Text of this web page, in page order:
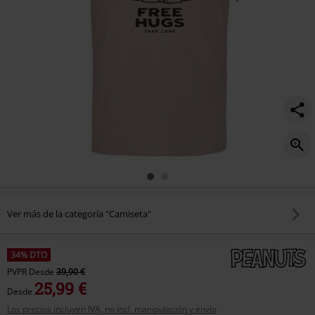
Ver más de la categoría "Camiseta"
34% DTO
PVPR Desde 39,90 €
Desde 25,99 €
Los precios incluyen IVA, no incl. manipulación y envío